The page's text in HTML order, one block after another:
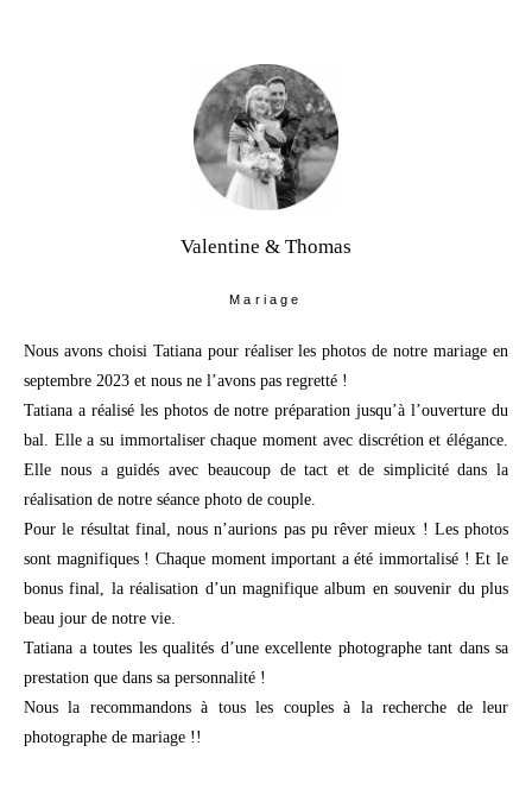
Valentine & Thomas
Mariage
Nous avons choisi Tatiana pour réaliser les photos de notre mariage en
septembre 2023 et nous ne l’avons pas regretté !
Tatiana a réalisé les photos de notre préparation jusqu’à l’ouverture du
bal. Elle a su immortaliser chaque moment avec discrétion et élégance.
Elle nous a guidés avec beaucoup de tact et de simplicité dans la
réalisation de notre séance photo de couple.
Pour le résultat final, nous n’aurions pas pu rêver mieux ! Les photos
sont magnifiques ! Chaque moment important a été immortalisé ! Et le
bonus final, la réalisation d’un magnifique album en souvenir du plus
beau jour de notre vie.
Tatiana a toutes les qualités d’une excellente photographe tant dans sa
prestation que dans sa personnalité !
Nous la recommandons à tous les couples à la recherche de leur
photographe de mariage !!